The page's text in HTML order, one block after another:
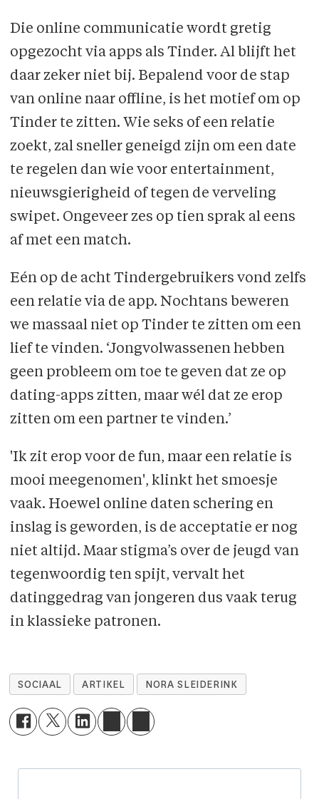
Die online communicatie wordt gretig
opgezocht via apps als Tinder. Al blijft het
daar zeker niet bij. Bepalend voor de stap
van online naar offline, is het motief om op
Tinder te zitten. Wie seks of een relatie
zoekt, zal sneller geneigd zijn om een date
te regelen dan wie voor entertainment,
nieuwsgierigheid of tegen de verveling
swipet. Ongeveer zes op tien sprak al eens
af met een match.
Eén op de acht Tindergebruikers vond zelfs
een relatie via de app. Nochtans beweren
we massaal niet op Tinder te zitten om een
lief te vinden. ‘Jongvolwassenen hebben
geen probleem om toe te geven dat ze op
dating-apps zitten, maar wél dat ze erop
zitten om een partner te vinden.’
'Ik zit erop voor de fun, maar een relatie is
mooi meegenomen', klinkt het smoesje
vaak. Hoewel online daten schering en
inslag is geworden, is de acceptatie er nog
niet altijd. Maar stigma’s over de jeugd van
tegenwoordig ten spijt, vervalt het
datinggedrag van jongeren dus vaak terug
in klassieke patronen.
SOCIAAL ARTIKEL NORA SLEIDERINK